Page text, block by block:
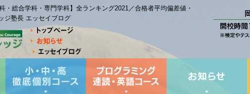
・総合学科・専門学科】全ランキング2021／合格者平均偏差値・
ジ塾長 エッセイブログ